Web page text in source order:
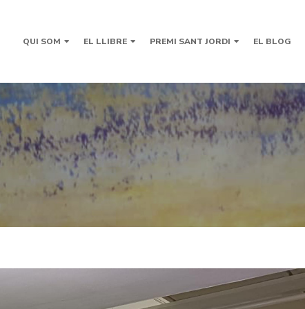
QUI SOM EL LLIBRE PREMI SANT JORDI EL BLOG